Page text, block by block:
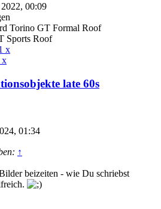
00:09
Torino GT Formal Roof
Sports Roof
x
x
late 60s
01:34
↑
beizeiten - wie Du schriebst